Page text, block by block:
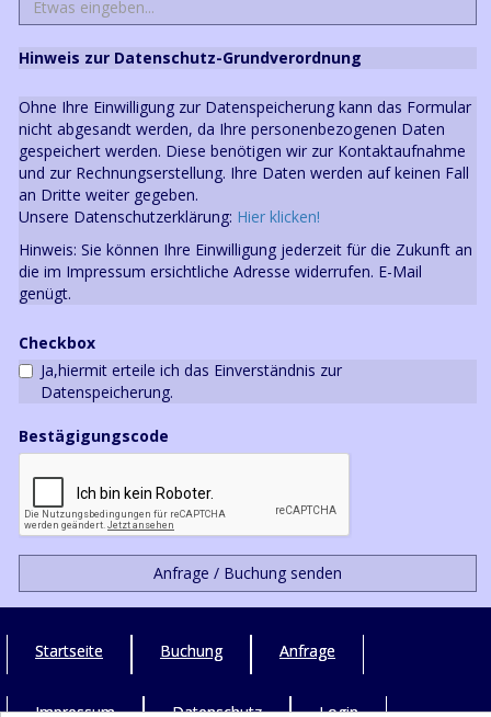
Startseite Buchung Anfrage
Impressum Datenschutz Login